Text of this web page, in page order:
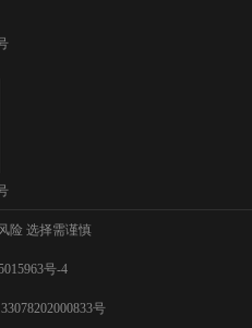
险 选择需谨慎
号-4
号